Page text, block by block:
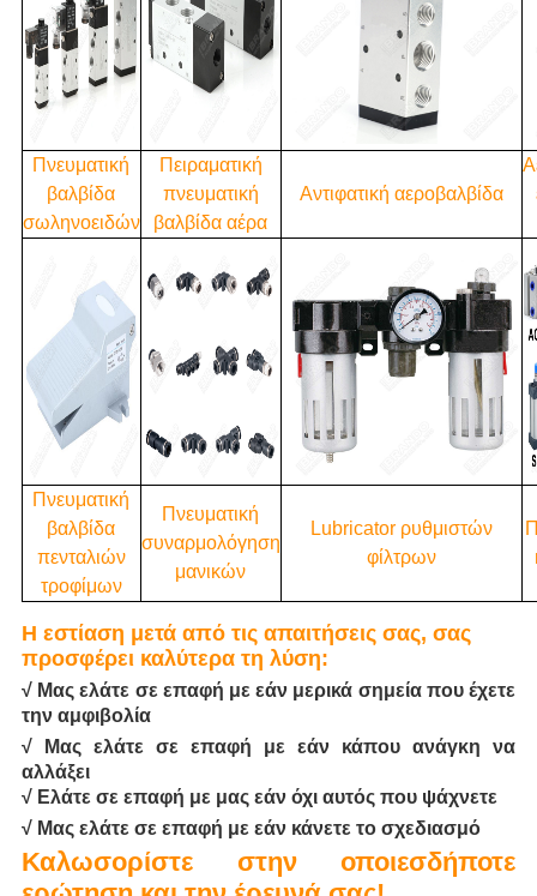
Πνευματική
βαλβίδα
σωληνοειδών
Πειραματική
πνευματική
βαλβίδα αέρα
Αντιφατική αεροβαλβίδα
Πνευματική
βαλβίδα
πενταλιών
τροφίμων
Πνευματική
συναρμολόγηση
μανικών
Lubricator ρυθμιστών
φίλτρων
Η εστίαση μετά από τις απαιτήσεις σας, σας
προσφέρει καλύτερα τη λύση:
√ Μας ελάτε σε επαφή με εάν μερικά σημεία που έχετε
την αμφιβολία
√ Μας ελάτε σε επαφή με εάν κάπου ανάγκη να
αλλάξει
√ Ελάτε σε επαφή με μας εάν όχι αυτός που ψάχνετε
√ Μας ελάτε σε επαφή με εάν κάνετε το σχεδιασμό
Καλωσορίστε στην οποιεσδήποτε